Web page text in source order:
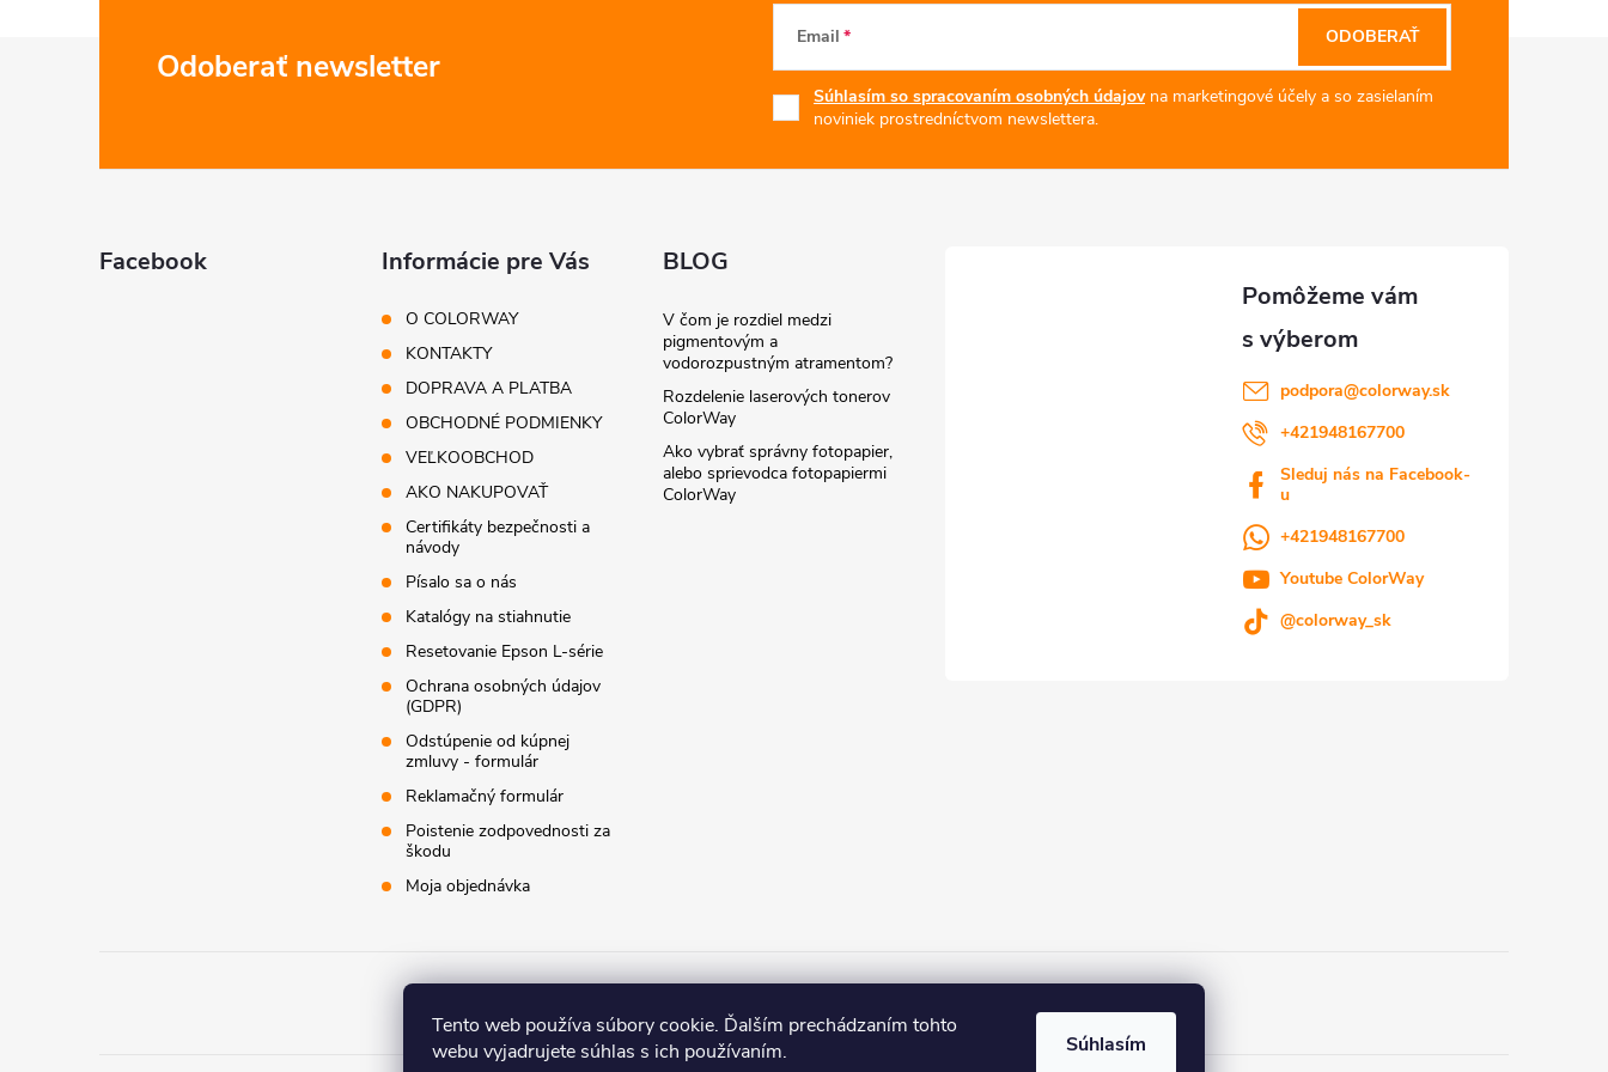
Tento web používa súbory cookie. Ďalším prechádzaním tohto
webu vyjadrujete súhlas s ich používaním.
Súhlasím
Odoberať newsletter
Email
Súhlasím so spracovaním osobných údajovna marketingové účely a so zasielaním
noviniek prostredníctvom newslettera.
ODOBERAŤ
Facebook Informácie pre Vás
O COLORWAY
KONTAKTY
DOPRAVA A PLATBA
OBCHODNÉ PODMIENKY
VEĽKOOBCHOD
AKO NAKUPOVAŤ
Certifikáty bezpečnosti a
návody
Písalo sa o nás
Katalógy na stiahnutie
Resetovanie Epson L-série
Ochrana osobných údajov
(GDPR)
Odstúpenie od kúpnej
zmluvy - formulár
Reklamačný formulár
Poistenie zodpovednosti za
škodu
Moja objednávka
BLOG
V čom je rozdiel medzi
pigmentovým a
vodorozpustným atramentom?
Rozdelenie laserových tonerov
ColorWay
Ako vybrať správny fotopapier,
alebo sprievodca fotopapiermi
ColorWay
podpora@colorway.sk
+421948167700
Sleduj nás na Facebook-
u
+421948167700
Youtube ColorWay
@colorway_sk